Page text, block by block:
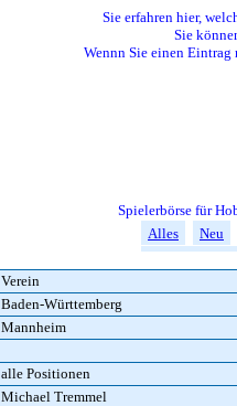
Sie erfahren hier,
Sie
Wennn Sie einen
Spielerbörse für
Alles
Neu
Verein
Baden-Württemberg
Mannheim
alle Positionen
Michael Tremmel